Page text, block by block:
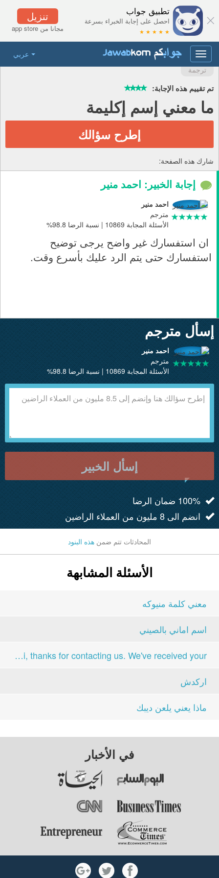
تنزيل
مجانا من app store
تطبيق جواب
احصل على إجابة الخبراء بسرعة
★ ★ ★ ★ ★
عربي
Toggle
navigation
ترجمة
تم تقييم هذه الإجابة:
ما معني إسم إكليمة
إطرح سؤالك
شارك هذه الصفحة:
إجابة الخبير: احمد منير
احمد منير
مترجم
الأسئلة المجابة 10869 | نسبة الرضا 98.8%
ان استفسارك غير واضح يرجى توضيح
استفسارك حتى يتم الرد عليك بأسرع وقت.
إسأل مترجم
احمد منير
مترجم
الأسئلة المجابة 10869 | نسبة الرضا 98.8%
إسأل الخبير
100% ضمان الرضا
انضم الى 8 مليون من العملاء الراضين
المحادثات تتم ضمن هذه البنود
الأسئلة المشابهة
معني كلمة منيوكه
اسم اماني بالصيني
Hi, thanks for contacting us. We've received your...
اركدش
ماذا يعني يلعن ديبك
في الأخبار